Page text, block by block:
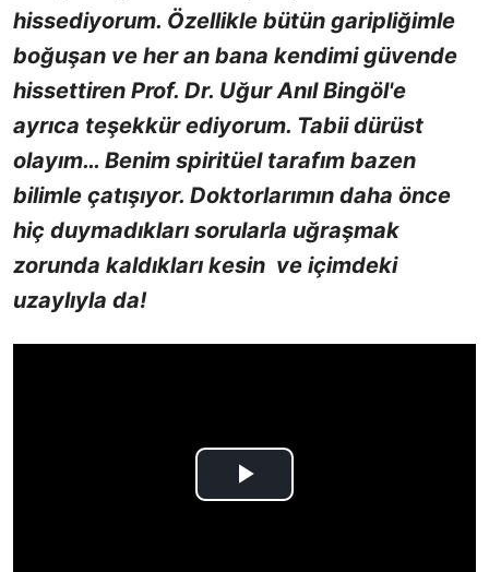
hissediyorum. Özellikle bütün garipliğimle
boğuşan ve her an bana kendimi güvende
hissettiren Prof. Dr. Uğur Anıl Bingöl'e
ayrıca teşekkür ediyorum. Tabii dürüst
olayım… Benim spiritüel tarafım bazen
bilimle çatışıyor. Doktorlarımın daha önce
hiç duymadıkları sorularla uğraşmak
zorunda kaldıkları kesin ve içimdeki
uzaylıyla da!